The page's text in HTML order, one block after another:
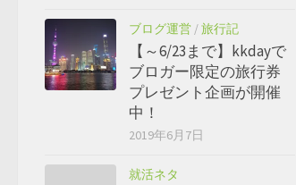
ブログ運営 /旅行記
【～6/23まで】kkdayで
ブロガー限定の旅行券
プレゼント企画が開催
中！
2019年6月7日
就活ネタ